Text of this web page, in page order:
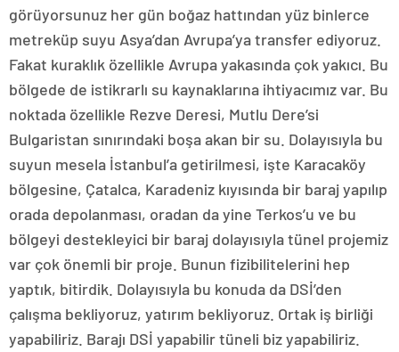
görüyorsunuz her gün boğaz hattından yüz binlerce
metreküp suyu Asya’dan Avrupa’ya transfer ediyoruz.
Fakat kuraklık özellikle Avrupa yakasında çok yakıcı. Bu
bölgede de istikrarlı su kaynaklarına ihtiyacımız var. Bu
noktada özellikle Rezve Deresi, Mutlu Dere’si
Bulgaristan sınırındaki boşa akan bir su. Dolayısıyla bu
suyun mesela İstanbul’a getirilmesi, işte Karacaköy
bölgesine, Çatalca, Karadeniz kıyısında bir baraj yapılıp
orada depolanması, oradan da yine Terkos’u ve bu
bölgeyi destekleyici bir baraj dolayısıyla tünel projemiz
var çok önemli bir proje. Bunun fizibilitelerini hep
yaptık, bitirdik. Dolayısıyla bu konuda da DSİ’den
çalışma bekliyoruz, yatırım bekliyoruz. Ortak iş birliği
yapabiliriz. Barajı DSİ yapabilir tüneli biz yapabiliriz.